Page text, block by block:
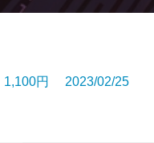
円 2023/02/25